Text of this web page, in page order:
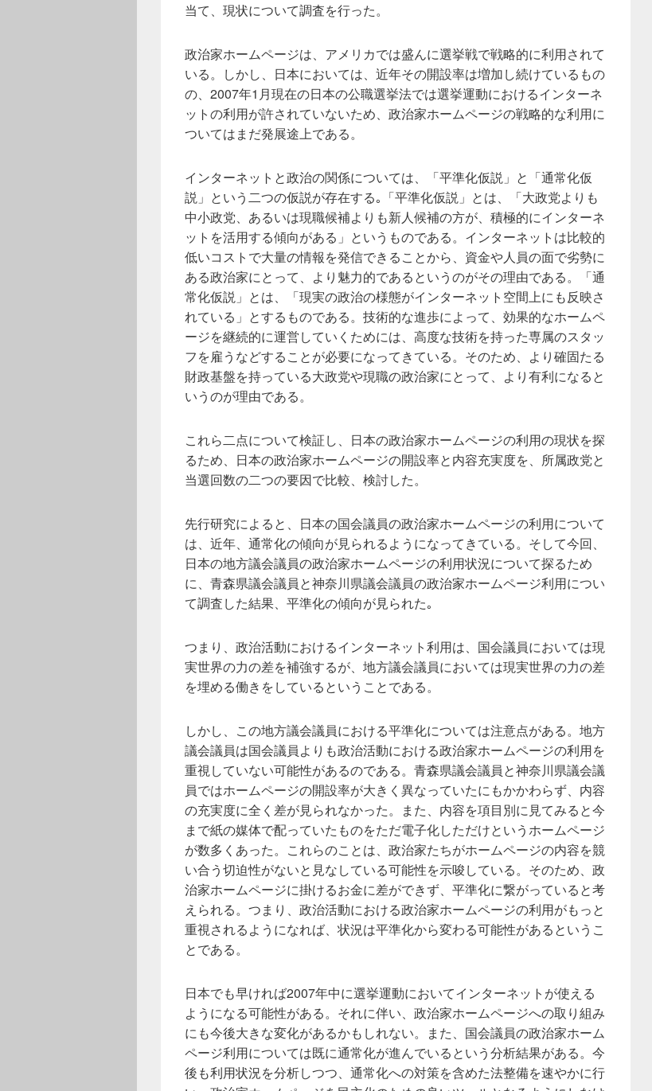
当て、現状について調査を行った。
政治家ホームページは、アメリカでは盛んに選挙戦で戦略的に利用されて
いる。しかし、日本においては、近年その開設率は増加し続けているもの
の、2007年1月現在の日本の公職選挙法では選挙運動におけるインターネ
ットの利用が許されていないため、政治家ホームページの戦略的な利用に
ついてはまだ発展途上である。
インターネットと政治の関係については、「平準化仮説」と「通常化仮
説」という二つの仮説が存在する｡「平準化仮説」とは、「大政党よりも
中小政党、あるいは現職候補よりも新人候補の方が、積極的にインターネ
ットを活用する傾向がある」というものである。インターネットは比較的
低いコストで大量の情報を発信できることから、資金や人員の面で劣勢に
ある政治家にとって、より魅力的であるというのがその理由である。「通
常化仮説」とは、「現実の政治の様態がインターネット空間上にも反映さ
れている」とするものである。技術的な進歩によって、効果的なホームペ
ージを継続的に運営していくためには、高度な技術を持った専属のスタッ
フを雇うなどすることが必要になってきている。そのため、より確固たる
財政基盤を持っている大政党や現職の政治家にとって、より有利になると
いうのが理由である。
これら二点について検証し、日本の政治家ホームページの利用の現状を探
るため、日本の政治家ホームページの開設率と内容充実度を、所属政党と
当選回数の二つの要因で比較、検討した。
先行研究によると、日本の国会議員の政治家ホームページの利用について
は、近年、通常化の傾向が見られるようになってきている。そして今回、
日本の地方議会議員の政治家ホームページの利用状況について探るため
に、青森県議会議員と神奈川県議会議員の政治家ホームページ利用につい
て調査した結果、平準化の傾向が見られた｡
つまり、政治活動におけるインターネット利用は、国会議員においては現
実世界の力の差を補強するが、地方議会議員においては現実世界の力の差
を埋める働きをしているということである。
しかし、この地方議会議員における平準化については注意点がある。地方
議会議員は国会議員よりも政治活動における政治家ホームページの利用を
重視していない可能性があるのである。青森県議会議員と神奈川県議会議
員ではホームページの開設率が大きく異なっていたにもかかわらず、内容
の充実度に全く差が見られなかった。また、内容を項目別に見てみると今
まで紙の媒体で配っていたものをただ電子化しただけというホームページ
が数多くあった。これらのことは、政治家たちがホームページの内容を競
い合う切迫性がないと見なしている可能性を示唆している。そのため、政
治家ホームページに掛けるお金に差ができず、平準化に繋がっていると考
えられる。つまり、政治活動における政治家ホームページの利用がもっと
重視されるようになれば、状況は平準化から変わる可能性があるというこ
とである。
日本でも早ければ2007年中に選挙運動においてインターネットが使える
ようになる可能性がある。それに伴い、政治家ホームページへの取り組み
にも今後大きな変化があるかもしれない。また、国会議員の政治家ホーム
ページ利用については既に通常化が進んでいるという分析結果がある。今
後も利用状況を分析しつつ、通常化への対策を含めた法整備を速やかに行